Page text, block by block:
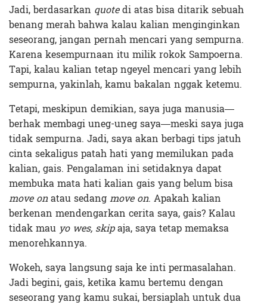
Jadi, berdasarkan quotedi atas bisa ditarik sebuah
benang merah bahwa kalau kalian menginginkan
seseorang, jangan pernah mencari yang sempurna.
Karena kesempurnaan itu milik rokok Sampoerna.
Tapi, kalau kalian tetap ngeyel mencari yang lebih
sempurna, yakinlah, kamu bakalan nggak ketemu.
Tetapi, meskipun demikian, saya juga manusia—
berhak membagi uneg-uneg saya—meski saya juga
tidak sempurna. Jadi, saya akan berbagi tips jatuh
cinta sekaligus patah hati yang memilukan pada
kalian, gais. Pengalaman ini setidaknya dapat
membuka mata hati kalian gais yang belum bisa
move onatau sedangmove on. Apakah kalian
berkenan mendengarkan cerita saya, gais? Kalau
tidak mau yo wes, skipaja, saya tetap memaksa
menorehkannya.
Wokeh, saya langsung saja ke inti permasalahan.
Jadi begini, gais, ketika kamu bertemu dengan
seseorang yang kamu sukai, bersiaplah untuk dua